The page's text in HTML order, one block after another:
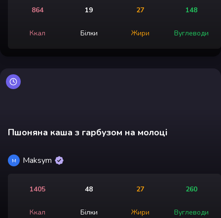
864
Ккал
19
Білки
27
Жири
148
Вуглеводи
Пшоняна каша з гарбузом на молоці
M Maksym
1405
Ккал
48
Білки
27
Жири
260
Вуглеводи